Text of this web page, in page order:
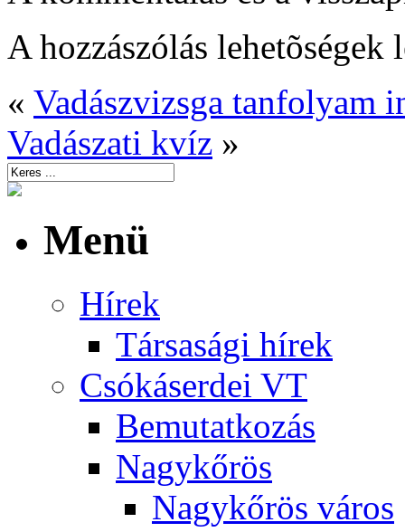
A hozzászólás lehetõségek
« Vadászvizsga tanfolyam
Vadászati kvíz »
Menü
Hírek
Társasági hírek
Csókáserdei VT
Bemutatkozás
Nagykőrös
Nagykőrös város